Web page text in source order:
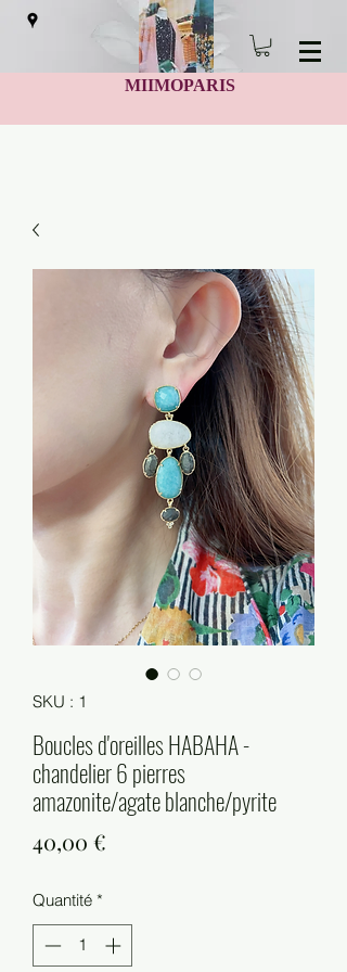
MIIMOPARIS
SKU : 1
Boucles d'oreilles HABAHA -
chandelier 6 pierres
amazonite/agate blanche/pyrite
40,00 €
Quantité *